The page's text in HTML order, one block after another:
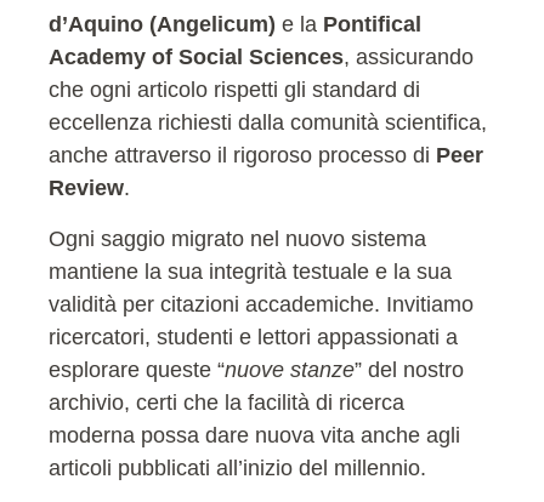
d’Aquino (Angelicum) e la Pontifical
Academy of Social Sciences, assicurando
che ogni articolo rispetti gli standard di
eccellenza richiesti dalla comunità scientifica,
anche attraverso il rigoroso processo di Peer
Review.
Ogni saggio migrato nel nuovo sistema
mantiene la sua integrità testuale e la sua
validità per citazioni accademiche. Invitiamo
ricercatori, studenti e lettori appassionati a
esplorare queste “nuove stanze” del nostro
archivio, certi che la facilità di ricerca
moderna possa dare nuova vita anche agli
articoli pubblicati all’inizio del millennio.